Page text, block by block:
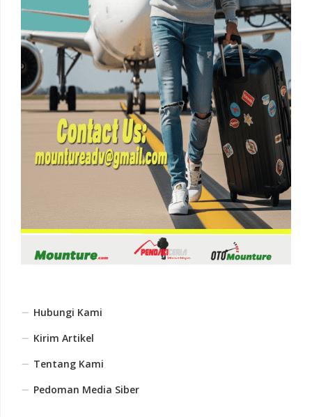
Hubungi Kami
Kirim Artikel
Tentang Kami
Pedoman Media Siber